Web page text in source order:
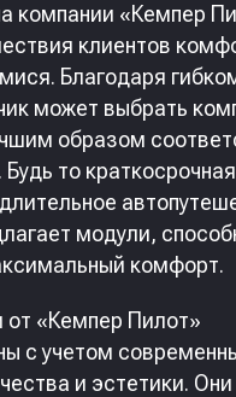
компании «Кемпер
клиентов
Благодаря
может выбрать
образом
то
модули,
комфорт.
«Кемпер Пилот»
с учетом
и эстетики.